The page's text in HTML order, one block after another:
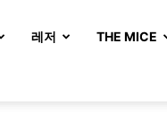
레저 THE MICE